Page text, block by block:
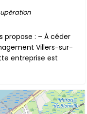
propose : – À céder
Villers-sur-
entreprise est